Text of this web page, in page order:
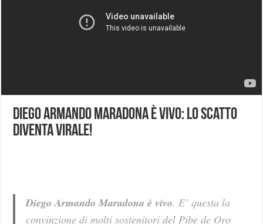
Diego Armando Maradona è Vivo: Lo Scatto
Diventa Virale!
Diego Armando Maradona è vivo. E’ questa la
convinzione di molti sostenitori del Pibe de Oro